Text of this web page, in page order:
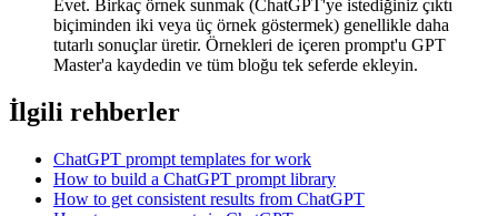
Evet. Birkaç örnek sunmak (ChatGPT'ye istediğiniz çıktı
biçiminden iki veya üç örnek göstermek) genellikle daha
tutarlı sonuçlar üretir. Örnekleri de içeren prompt'u GPT
Master'a kaydedin ve tüm bloğu tek seferde ekleyin.
İlgili rehberler
ChatGPT prompt templates for work
How to build a ChatGPT prompt library
How to get consistent results from ChatGPT